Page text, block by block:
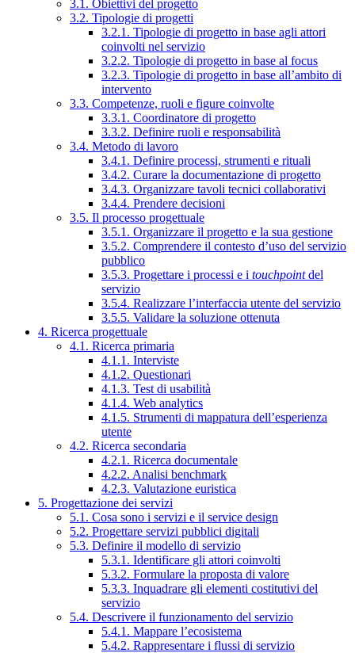
3.1. Obiettivi del progetto
3.2. Tipologie di progetti
3.2.1. Tipologie di progetto in base agli attori
coinvolti nel servizio
3.2.2. Tipologie di progetto in base al focus
3.2.3. Tipologie di progetto in base all’ambito di
intervento
3.3. Competenze, ruoli e figure coinvolte
3.3.1. Coordinatore di progetto
3.3.2. Definire ruoli e responsabilità
3.4. Metodo di lavoro
3.4.1. Definire processi, strumenti e rituali
3.4.2. Curare la documentazione di progetto
3.4.3. Organizzare tavoli tecnici collaborativi
3.4.4. Prendere decisioni
3.5. Il processo progettuale
3.5.1. Organizzare il progetto e la sua gestione
3.5.2. Comprendere il contesto d’uso del servizio
pubblico
3.5.3. Progettare i processi e i touchpointdel
servizio
3.5.4. Realizzare l’interfaccia utente del servizio
3.5.5. Validare la soluzione ottenuta
4. Ricerca progettuale
4.1. Ricerca primaria
4.1.1. Interviste
4.1.2. Questionari
4.1.3. Test di usabilità
4.1.4. Web analytics
4.1.5. Strumenti di mappatura dell’esperienza
utente
4.2. Ricerca secondaria
4.2.1. Ricerca documentale
4.2.2. Analisi benchmark
4.2.3. Valutazione euristica
5. Progettazione dei servizi
5.1. Cosa sono i servizi e il service design
5.2. Progettare servizi pubblici digitali
5.3. Definire il modello di servizio
5.3.1. Identificare gli attori coinvolti
5.3.2. Formulare la proposta di valore
5.3.3. Inquadrare gli elementi costitutivi del
servizio
5.4. Descrivere il funzionamento del servizio
5.4.1. Mappare l’ecosistema
5.4.2. Rappresentare i flussi di servizio